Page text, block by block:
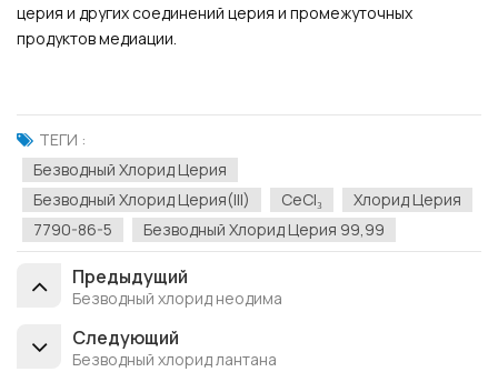
церия и других соединений церия и промежуточных
продуктов медиации.
ТЕГИ :
Безводный Хлорид Церия
Безводный Хлорид Церия(III)
CeCl₃
Хлорид Церия
7790-86-5
Безводный Хлорид Церия 99,99
Предыдущий
Безводный хлорид неодима
Следующий
Безводный хлорид лантана